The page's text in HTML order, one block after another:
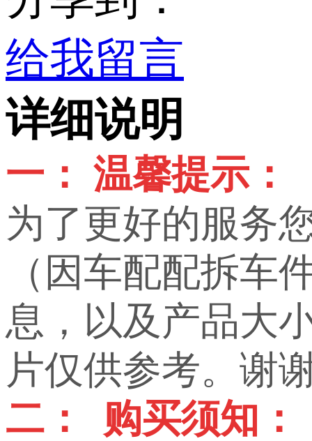
给我留言
详细说明
一： 温馨提示：
为了更好的服务
（因车配配拆车
息，以及产品大
片仅供参考。谢
二： 购买须知：